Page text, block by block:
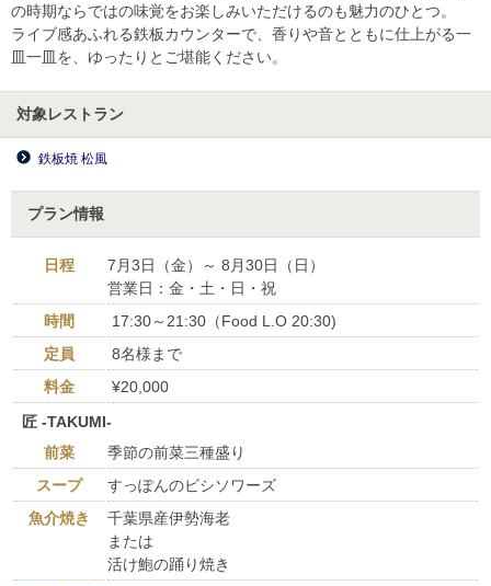
の時期ならではの味覚をお楽しみいただけるのも魅力のひとつ。
ライブ感あふれる鉄板カウンターで、香りや音とともに仕上がる一
皿一皿を、ゆったりとご堪能ください。
対象レストラン
鉄板焼 松風
プラン情報
日程
7月3日（金）～ 8月30日（日）
営業日：金・土・日・祝
時間
17:30～21:30（Food L.O 20:30)
定員
8名様まで
料金
¥20,000
匠 -TAKUMI-
前菜
季節の前菜三種盛り
スープ
すっぽんのビシソワーズ
魚介焼き
千葉県産伊勢海老
または
活け鮑の踊り焼き